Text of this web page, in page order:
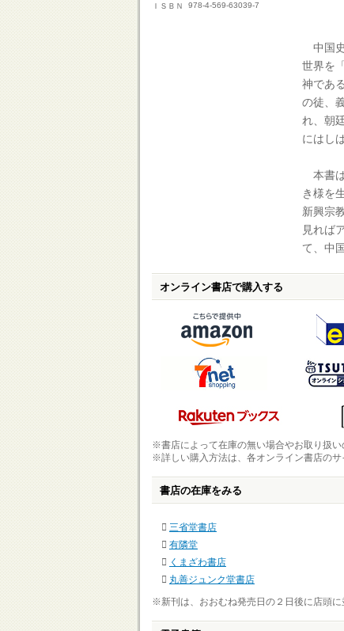
ＩＳＢＮ
978-4-569-63039-7
中国
世界を
神であ
の徒、
れ、朝
にはし
本書
き様を
新興宗
見れば
て、中
オンライン書店で購入する
※書店によって在庫の無い場合やお取り扱い
※詳しい購入方法は、各オンライン書店のサ
書店の在庫をみる
三省堂書店
有隣堂
くまざわ書店
丸善ジュンク堂書店
※新刊は、おおむね発売日の２日後に店頭に